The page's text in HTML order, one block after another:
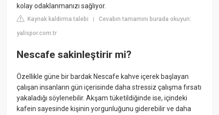
kolay odaklanmanızı sağlıyor.
Kaynak kaldırma talebi |Cevabın tamamını burada okuyun:
yalispor.com.tr
Nescafe sakinleştirir mi?
Özellikle güne bir bardak Nescafe kahve içerek başlayan
çalışan insanların gün içerisinde daha stressiz çalışma fırsatı
yakaladığı söylenebilir. Akşam tüketildiğinde ise, içindeki
kafein sayesinde kişinin yorgunluğunu giderebilir ve daha